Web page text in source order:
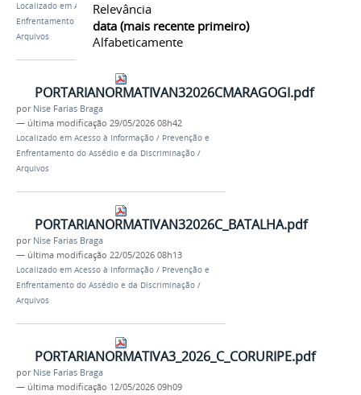
Relevância
data (mais recente primeiro)
Alfabeticamente
Localizado em Acesso à Informação
Enfrentamento do Assédio e da Discriminação /
Arquivos
PORTARIANORMATIVAN32026CMARAGOGI.pdf
por Nise Farias Braga
— última modificação 29/05/2026 08h42
Localizado em Acesso à Informação / Prevenção e
Enfrentamento do Assédio e da Discriminação /
Arquivos
PORTARIANORMATIVAN32026C_BATALHA.pdf
por Nise Farias Braga
— última modificação 22/05/2026 08h13
Localizado em Acesso à Informação / Prevenção e
Enfrentamento do Assédio e da Discriminação /
Arquivos
PORTARIANORMATIVA3_2026_C_CORURIPE.pdf
por Nise Farias Braga
— última modificação 12/05/2026 09h09